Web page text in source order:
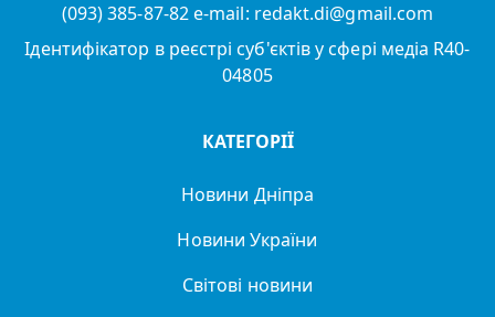
(093) 385-87-82 e-mail: redakt.di@gmail.com
Ідентифікатор в реєстрі суб'єктів у сфері медіа R40-
04805
КАТЕГОРІЇ
Новини Дніпра
Новини України
Світові новини